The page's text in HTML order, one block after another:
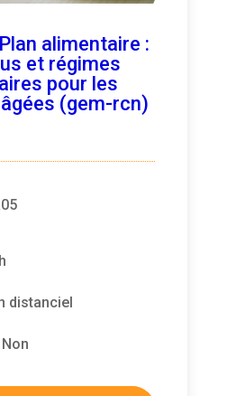
alimentaire :
et régimes
pour les
(gem-rcn)
distanciel
Non